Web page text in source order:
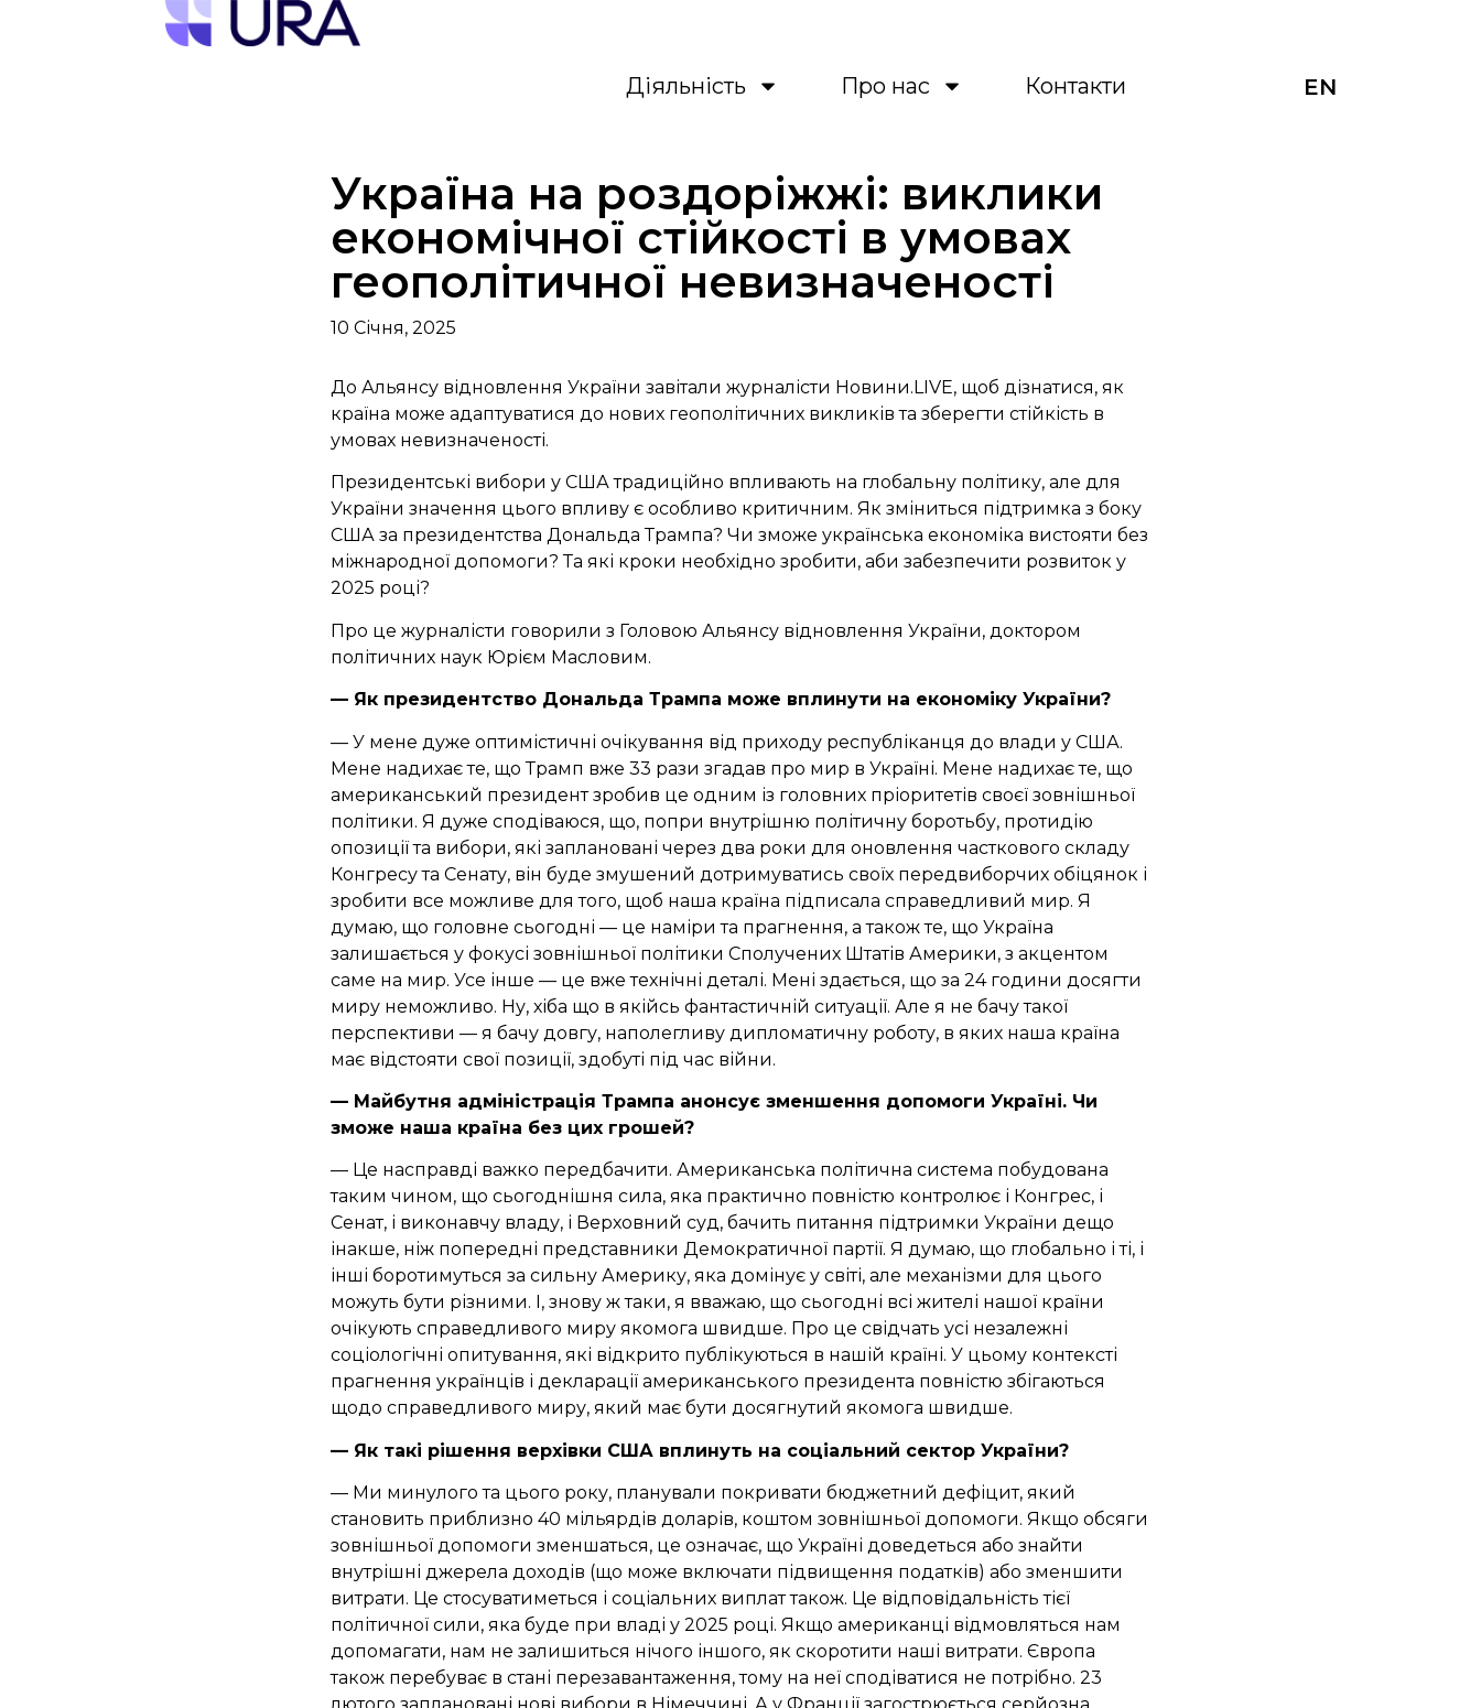
Діяльність Про нас Контакти EN
Україна на роздоріжжі: виклики
економічної стійкості в умовах
геополітичної невизначеності
10 Січня, 2025
До Альянсу відновлення України завітали журналісти Новини.LIVE, щоб дізнатися, як
країна може адаптуватися до нових геополітичних викликів та зберегти стійкість в
умовах невизначеності.
Президентські вибори у США традиційно впливають на глобальну політику, але для
України значення цього впливу є особливо критичним. Як зміниться підтримка з боку
США за президентства Дональда Трампа? Чи зможе українська економіка вистояти без
міжнародної допомоги? Та які кроки необхідно зробити, аби забезпечити розвиток у
2025 році?
Про це журналісти говорили з Головою Альянсу відновлення України, доктором
політичних наук Юрієм Масловим.
— Як президентство Дональда Трампа може вплинути на економіку України?
— У мене дуже оптимістичні очікування від приходу республіканця до влади у США.
Мене надихає те, що Трамп вже 33 рази згадав про мир в Україні. Мене надихає те, що
американський президент зробив це одним із головних пріоритетів своєї зовнішньої
політики. Я дуже сподіваюся, що, попри внутрішню політичну боротьбу, протидію
опозиції та вибори, які заплановані через два роки для оновлення часткового складу
Конгресу та Сенату, він буде змушений дотримуватись своїх передвиборчих обіцянок і
зробити все можливе для того, щоб наша країна підписала справедливий мир. Я
думаю, що головне сьогодні — це наміри та прагнення, а також те, що Україна
залишається у фокусі зовнішньої політики Сполучених Штатів Америки, з акцентом
саме на мир. Усе інше — це вже технічні деталі. Мені здається, що за 24 години досягти
миру неможливо. Ну, хіба що в якійсь фантастичній ситуації. Але я не бачу такої
перспективи — я бачу довгу, наполегливу дипломатичну роботу, в яких наша країна
має відстояти свої позиції, здобуті під час війни.
— Майбутня адміністрація Трампа анонсує зменшення допомоги Україні. Чи
зможе наша країна без цих грошей?
— Це насправді важко передбачити. Американська політична система побудована
таким чином, що сьогоднішня сила, яка практично повністю контролює і Конгрес, і
Сенат, і виконавчу владу, і Верховний суд, бачить питання підтримки України дещо
інакше, ніж попередні представники Демократичної партії. Я думаю, що глобально і ті, і
інші боротимуться за сильну Америку, яка домінує у світі, але механізми для цього
можуть бути різними. І, знову ж таки, я вважаю, що сьогодні всі жителі нашої країни
очікують справедливого миру якомога швидше. Про це свідчать усі незалежні
соціологічні опитування, які відкрито публікуються в нашій країні. У цьому контексті
прагнення українців і декларації американського президента повністю збігаються
щодо справедливого миру, який має бути досягнутий якомога швидше.
— Як такі рішення верхівки США вплинуть на соціальний сектор України?
— Ми минулого та цього року, планували покривати бюджетний дефіцит, який
становить приблизно 40 мільярдів доларів, коштом зовнішньої допомоги. Якщо обсяги
зовнішньої допомоги зменшаться, це означає, що Україні доведеться або знайти
внутрішні джерела доходів (що може включати підвищення податків) або зменшити
витрати. Це стосуватиметься і соціальних виплат також. Це відповідальність тієї
політичної сили, яка буде при владі у 2025 році. Якщо американці відмовляться нам
допомагати, нам не залишиться нічого іншого, як скоротити наші витрати. Європа
також перебуває в стані перезавантаження, тому на неї сподіватися не потрібно. 23